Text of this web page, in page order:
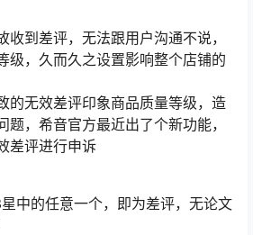
收到差评，无法跟用户沟通不说，
级，久而久之设置影响整个店铺的
的无效差评印象商品质量等级，造
题，希音官方最近出了个新功能，
差评进行申诉
中的任意一个，即为差评，无论文